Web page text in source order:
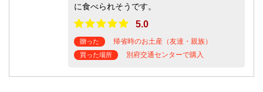
に食べられそうです。
5.0
贈った 帰省時のお土産（友達・親族）
買った場所 別府交通センターで購入